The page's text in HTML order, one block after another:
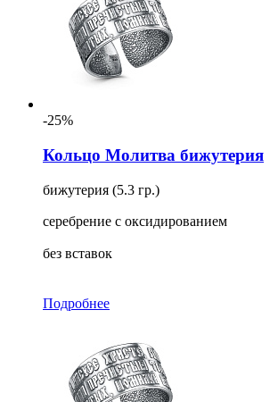
-25%
Кольцо Молитва бижутерия
бижутерия (5.3 гр.)
серебрение с оксидированием
без вставок
Подробнее